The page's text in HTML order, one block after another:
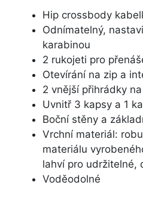
Hip crossbody
Odnímatelný,
karabinou
2 rukojeti pro
Otevírání na zip a
2 vnější přihrádky
Uvnitř 3 kapsy a 1
Boční stěny a
Vrchní materiál:
materiálu
lahví pro udržitelné,
Voděodolné